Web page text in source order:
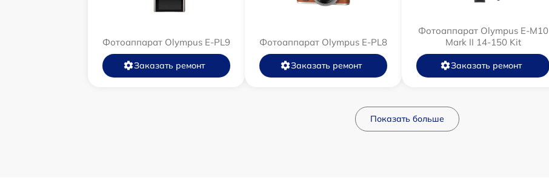
Фотоаппарат Olympus E‑PL9
Заказать ремонт
Фотоаппарат Olympus E-PL8
Заказать ремонт
Фотоаппарат Olympus E‑M10
Mark II 14-150 Kit
Заказать ремонт
Показать больше